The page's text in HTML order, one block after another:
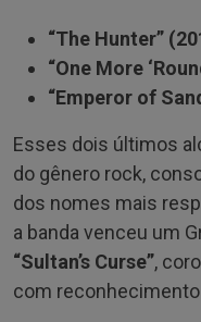
“The Hunter”
“One More
“Emperor of
Esses dois últimos
do gênero rock,
dos nomes mais
a banda venceu um
“Sultan’s Curse”,
com